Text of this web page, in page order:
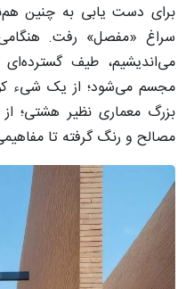
برای دست یابی به چنین
سراغ «مفصل» رفت.
می‌اندیشیم، طیف
مجسم می‌شود؛ از یک شیء
بزرگ معماری نظیر هشتی؛
مصالح و رنگ گرفته تا